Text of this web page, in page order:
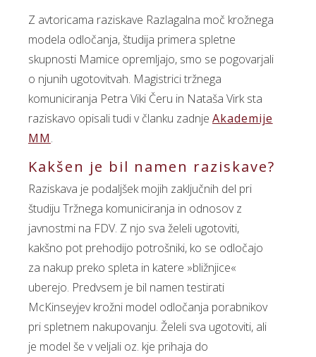
Z avtoricama raziskave Razlagalna moč krožnega
modela odločanja, študija primera spletne
skupnosti Mamice opremljajo, smo se pogovarjali
o njunih ugotovitvah. Magistrici tržnega
komuniciranja Petra Viki Čeru in Nataša Virk sta
raziskavo opisali tudi v članku zadnje Akademije
MM.
Kakšen je bil namen raziskave?
Raziskava je podaljšek mojih zaključnih del pri
študiju Tržnega komuniciranja in odnosov z
javnostmi na FDV. Z njo sva želeli ugotoviti,
kakšno pot prehodijo potrošniki, ko se odločajo
za nakup preko spleta in katere »bližnjice«
uberejo. Predvsem je bil namen testirati
McKinseyjev krožni model odločanja porabnikov
pri spletnem nakupovanju. Želeli sva ugotoviti, ali
je model še v veljali oz. kje prihaja do